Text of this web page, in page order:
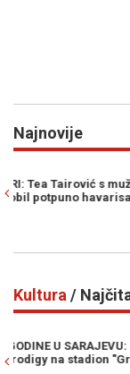
Najnovije
BAKIR
prekrižena, napravili
Kultura/
OPĆINA NOVI GRAD
Bogat filmski